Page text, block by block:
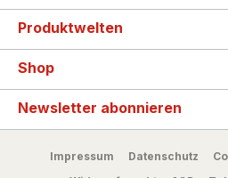
Produktwelten
Shop
Newsletter abonnieren
Impressum Datenschutz